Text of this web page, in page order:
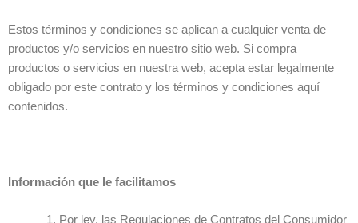
Estos términos y condiciones se aplican a cualquier venta de
productos y/o servicios en nuestro sitio web. Si compra
productos o servicios en nuestra web, acepta estar legalmente
obligado por este contrato y los términos y condiciones aquí
contenidos.
Información que le facilitamos
Por ley, las Regulaciones de Contratos del Consumidor